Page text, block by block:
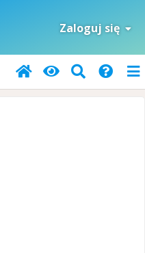
Zaloguj się